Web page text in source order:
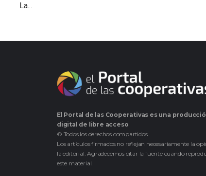
La...
El Portal de las Cooperativas es una
digital de libre acceso
© Todos los derechos compartidos.
Los artículos firmados no reflejan necesariamente la
la editorial. Agradecemos citar la fuente cuando
este material.